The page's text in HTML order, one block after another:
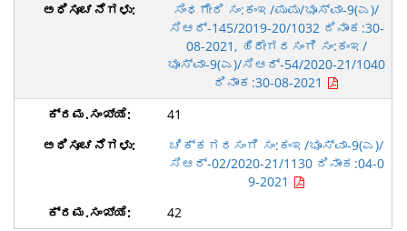
ಸಿಂಧಗೇರಿ ಸಂ:ಕಂಇ/ಪುಪು/ಭೂಸ್ವಾ-9(ಎ)/
ಸಿಆರ್-145/2019-20/1032 ದಿನಾಂಕ:30-
08-2021, ಹಿರೇಗರಸಂಗಿ ಸಂ:ಕಂಇ/
ಭೂಸ್ವಾ-9(ಎ)/ಸಿಆರ್-54/2020-21/1040
ದಿನಾಂಕ:30-08-2021
41
ಚಿಕ್ಕಗರಸಂಗಿ ಸಂ:ಕಂಇ/ಭೂಸ್ವಾ-9(ಎ)/
ಸಿಆರ್-02/2020-21/1130 ದಿನಾಂಕ:04-0
9-2021
42